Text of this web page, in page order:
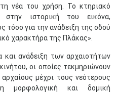
νέα του χρήση. Το κτηριακό
στην ιστορική του εικόνα,
για την ανάδειξη της οδού
χαρακτήρα της Πλάκας».
ανάδειξη των αρχαιοτήτων
οι οποίες τεκμηριώνουν
μέχρι τους νεότερους
μορφολογική και δομική